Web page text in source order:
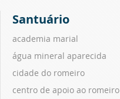
Santuário
academia marial
água mineral aparecida
cidade do romeiro
centro de apoio ao romeiro